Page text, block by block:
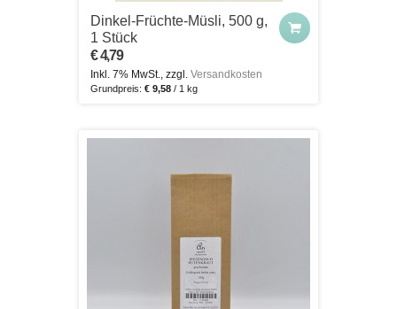
Dinkel-Früchte-Müsli, 500 g,
1 Stück
€ 4,79
Inkl. 7% MwSt., zzgl. Versandkosten
Grundpreis: € 9,58 / 1 kg